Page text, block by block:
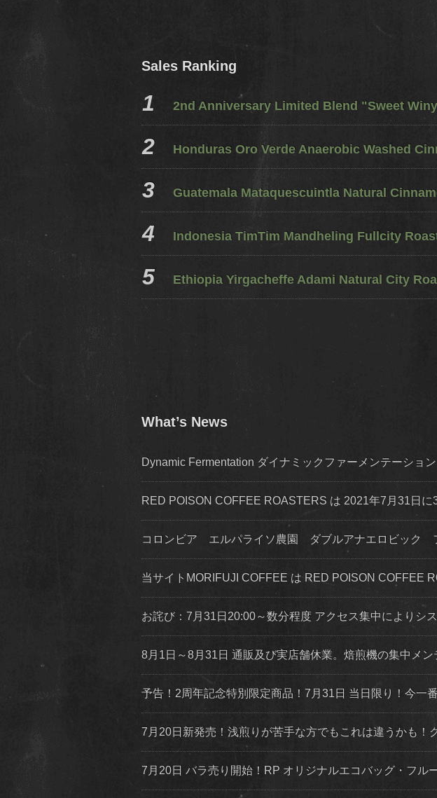
Sales Ranking
2nd Anniversary Limited Blend "Sweet
Honduras Oro Verde Anaerobic Washed
Guatemala Mataquescuintla Natural
Indonesia TimTim Mandheling Fullcity
Ethiopia Yirgacheffe Adami Natural City
What’s News
Dynamic Fermentation ダイナミックファーメンテーション
RED POISON COFFEE ROASTERS は 2021年7月31日に
コロンビア エルパライソ農園 ダブルアナエロビッ
当サイトMORIFUJI COFFEE は RED POISON COFFEE
お詫び：7月31日20:00～数分程度 アクセス集中によりシ
8月1日～8月31日 通販及び実店舗休業。焙煎機の集中メン
予告！2周年記念特別限定商品！7月31日 当日限り！今
7月20日新発売！浅煎りが苦手な方でもこれは違うか
7月20日 バラ売り開始！RP オリジナルエコバッグ・フル